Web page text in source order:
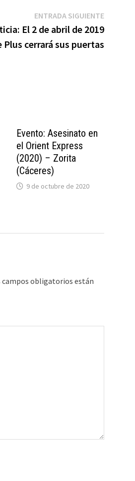
ENTRADA SIGUIENTEEntrada
siguiente:
El 2 de abril de 2019
Plus cerrará sus puertas
Evento: Asesinato en
el Orient Express
(2020) – Zorita
(Cáceres)
9 de octubre de 2020
campos obligatorios están